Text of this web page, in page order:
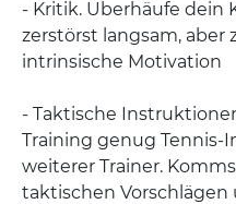
- Kritik. Überhäufe dein
zerstörst langsam, aber
intrinsische Motivation
- Taktische
Training genug Tennis-
weiterer Trainer.
taktischen